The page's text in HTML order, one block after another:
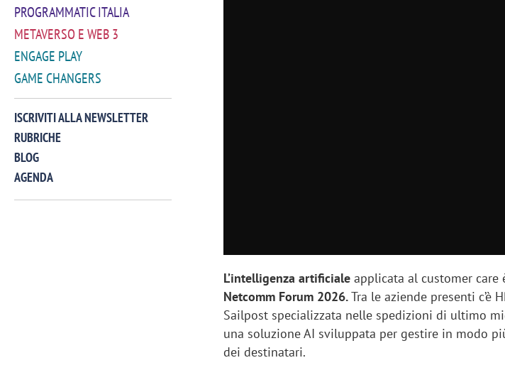
PROGRAMMATIC ITALIA
METAVERSO E WEB 3
ENGAGE PLAY
GAME CHANGERS
ISCRIVITI ALLA NEWSLETTER
RUBRICHE
BLOG
AGENDA
L’intelligenza artificialeapplicata al customer
Netcomm Forum 2026.Tra le aziende presenti c’è
Sailpost specializzata nelle spedizioni di ultimo
una soluzione AI sviluppata per gestire in modo
dei destinatari.